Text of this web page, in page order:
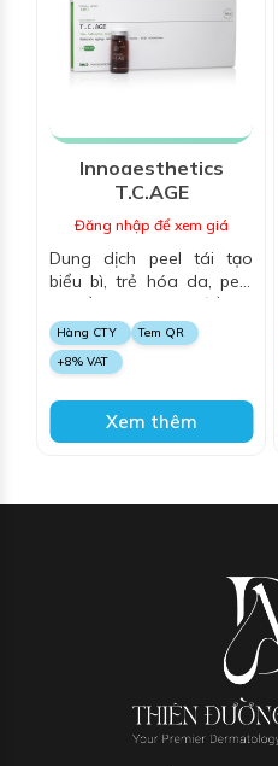
Innoaesthetics
T.C.AGE
Đăng nhập để xem giá
Dung dịch peel tái tạo
biểu bì, trẻ hóa da, peel
da bằng TCA giúp điều trị
lão hóa da từ nhẹ đến
trung bình, làm mờ nếp
nhăn, tăng cường độ
sáng cho da và giúp
giảm sẹo và vết rạn da
trắng
Hàng CTY
Tem QR
+8% VAT
Xem thêm